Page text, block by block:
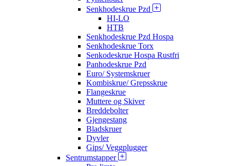
Senkhodeskrue Pzd
HI-LO
HTB
Senkhodeskrue Pzd Hospa
Senkhodeskrue Torx
Senkodeskrue Hospa Rustfri
Panhodeskrue Pzd
Euro/ Systemskruer
Kombiskrue/ Grepsskrue
Flangeskrue
Muttere og Skiver
Breddebolter
Gjengestang
Bladskruer
Dyvler
Gips/ Veggplugger
Sentrumstapper